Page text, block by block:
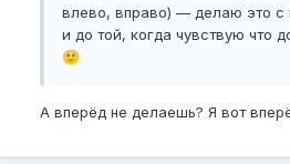
влево, вправо) — делаю это с
и до той, когда чувствую что
🙂
А вперёд не делаешь? Я вот